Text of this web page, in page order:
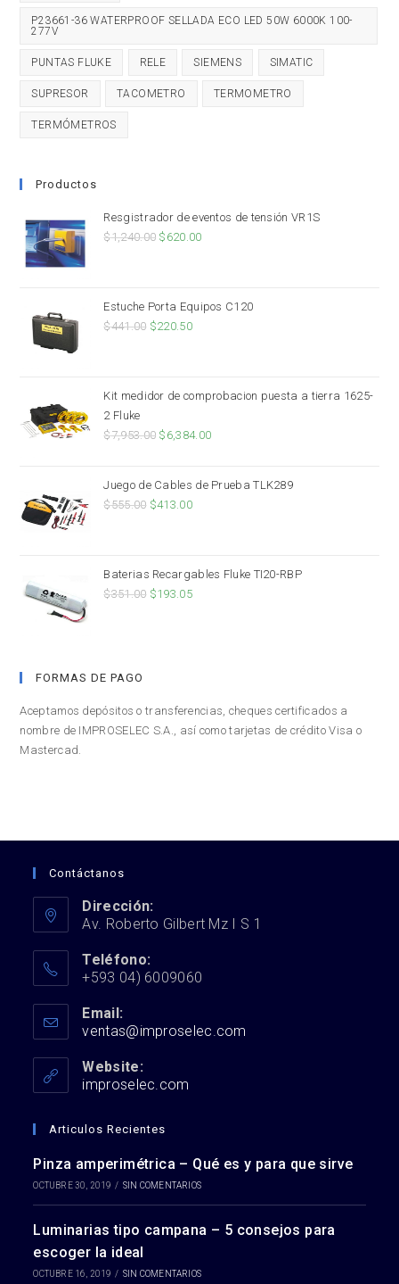
P23661-36 WATERPROOF SELLADA ECO LED 50W 6000K 100-
277V
PUNTAS FLUKE RELE SIEMENS SIMATIC
SUPRESOR TACOMETRO TERMOMETRO
TERMÓMETROS
Productos
Resgistrador de eventos de tensión VR1S
$1,240.00 $ 620.00
Estuche Porta Equipos C120
$441.00 $220.50
Kit medidor de comprobacion puesta a tierra 1625-
2 Fluke
$7,953.00 $ 6,384.00
Juego de Cables de Prueba TLK289
$555.00 $413.00
Baterias Recargables Fluke TI20-RBP
$351.00 $193.05
FORMAS DE PAGO
Aceptamos depósitos o transferencias, cheques certificados a
nombre de IMPROSELEC S.A., así como tarjetas de crédito Visa o
Mastercad.
Contáctanos
Dirección:
Av. Roberto Gilbert Mz I S 1
Teléfono:
+593 04) 6009060
Email:
ventas@improselec.com
Website:
improselec.com
Articulos Recientes
Pinza amperimétrica – Qué es y para que sirve
OCTUBRE 30, 2019 / SIN COMENTARIOS
Luminarias tipo campana – 5 consejos para
escoger la ideal
OCTUBRE 16, 2019 / SIN COMENTARIOS